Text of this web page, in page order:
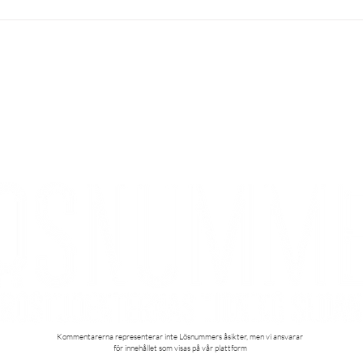
Kommentarerna representerar inte Lösnummers åsikter, men vi ansvarar
för innehållet som visas på vår plattform​